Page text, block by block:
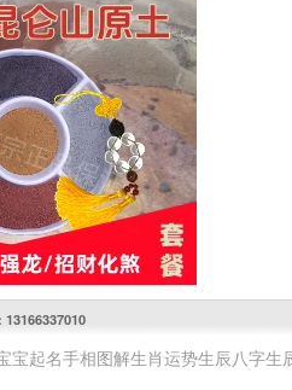
宝起名手相图解生肖运势生辰八字生